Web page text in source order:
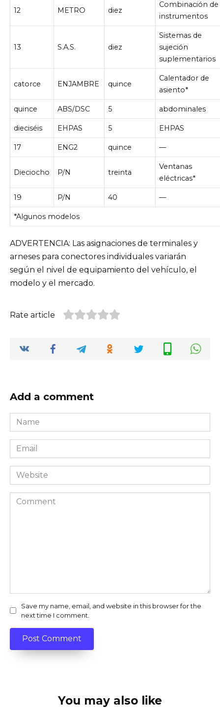
12 METRO diez
Combinación de
instrumentos
13 S.A.S. diez
Sistemas de
sujeción
suplementarios
catorce ENJAMBRE quince
Calentador de
asiento*
quince ABS/DSC 5 abdominales
dieciséis EHPAS 5 EHPAS
17 ENG2 quince —
Dieciocho P/N treinta
Ventanas
eléctricas*
19 P/N 40 —
*Algunos modelos
ADVERTENCIA: Las asignaciones de terminales y
arneses para conectores individuales variarán
según el nivel de equipamiento del vehículo, el
modelo y el mercado.
Rate article
Add a comment
Name
*
Email
*
Website
Comment
Save my name, email, and website in this browser for the
next time I comment.
You may also like